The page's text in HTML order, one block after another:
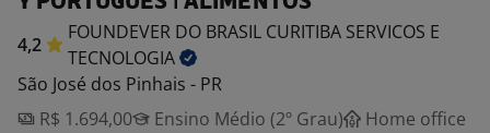
4,2
FOUNDEVER DO BRASIL CURITIBA SERVICOS E
TECNOLOGIA
São José dos Pinhais - PR
R$ 1.694,00
Ensino Médio (2º Grau) Home office